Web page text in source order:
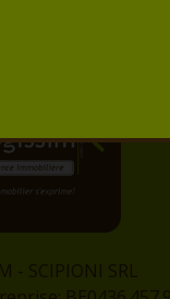
- SCIPIONI SRL